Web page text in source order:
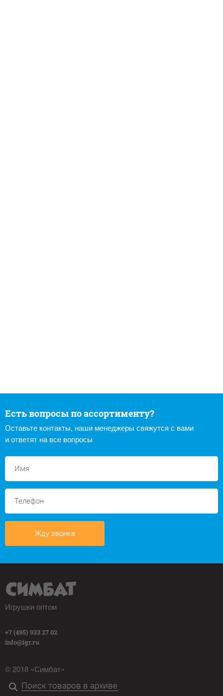
Есть вопросы по ассортименту?
Оставьте контакты, наши менеджеры свяжутся с вами
и ответят на все вопросы
Жду звонка
Игрушки оптом
+7 (495) 933 27 02
info@igr.ru
© 2018 «Симбат»